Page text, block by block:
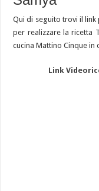
Qui di seguito trovi il link
per realizzare la ricetta
cucina Mattino Cinque in
Link